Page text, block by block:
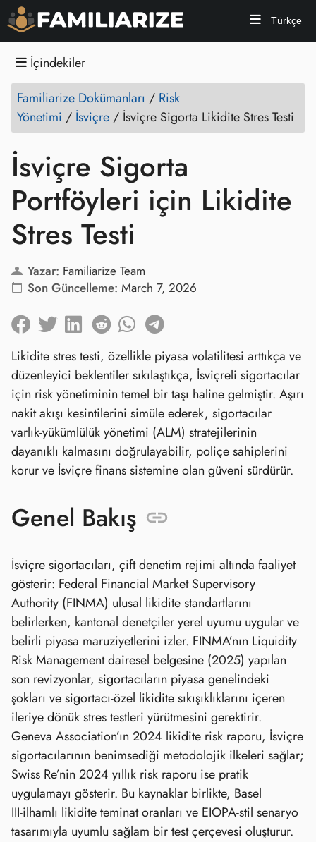
Türkçe
İçindekiler
Familiarize Dokümanları / Risk
Yönetimi / İsviçre / İsviçre Sigorta Likidite Stres Testi
İsviçre Sigorta
Portföyleri için Likidite
Stres Testi
Yazar: Familiarize Team
Son Güncelleme: March 7, 2026
Likidite stres testi, özellikle piyasa volatilitesi arttıkça ve
düzenleyici beklentiler sıkılaştıkça, İsviçreli sigortacılar
için risk yönetiminin temel bir taşı haline gelmiştir. Aşırı
nakit akışı kesintilerini simüle ederek, sigortacılar
varlık‑yükümlülük yönetimi (ALM) stratejilerinin
dayanıklı kalmasını doğrulayabilir, poliçe sahiplerini
korur ve İsviçre finans sistemine olan güveni sürdürür.
Genel Bakış
İsviçre sigortacıları, çift denetim rejimi altında faaliyet
gösterir: Federal Financial Market Supervisory
Authority (FINMA) ulusal likidite standartlarını
belirlerken, kantonal denetçiler yerel uyumu uygular ve
belirli piyasa maruziyetlerini izler. FINMA’nın Liquidity
Risk Management dairesel belgesine (2025) yapılan
son revizyonlar, sigortacıların piyasa genelindeki
şokları ve sigortacı‑özel likidite sıkışıklıklarını içeren
ileriye dönük stres testleri yürütmesini gerektirir.
Geneva Association’ın 2024 likidite risk raporu, İsviçre
sigortacılarının benimsediği metodolojik ilkeleri sağlar;
Swiss Re’nin 2024 yıllık risk raporu ise pratik
uygulamayı gösterir. Bu kaynaklar birlikte, Basel
III‑ilhamlı likidite teminat oranları ve EIOPA‑stil senaryo
tasarımıyla uyumlu sağlam bir test çerçevesi oluşturur.